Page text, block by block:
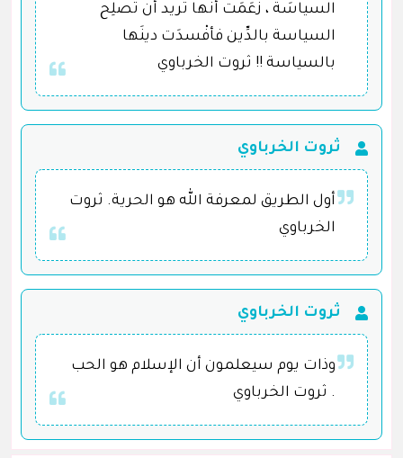
السياسَة ، زعَمَت أنها تُريد أن تُصلِح
السياسة بالدِّين فأفْسدَت دينَها
بالسياسة !! ثروت الخرباوي
ثروت الخرباوي
أول الطريق لمعرفة الله هو الحرية. ثروت
الخرباوي
ثروت الخرباوي
وذات يوم سيعلمون أن الإسلام هو الحب
. ثروت الخرباوي